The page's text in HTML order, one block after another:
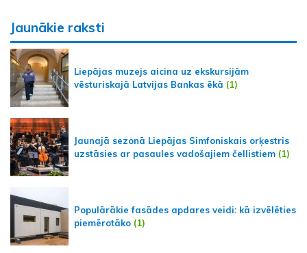
Jaunākie raksti
Liepājas muzejs aicina uz ekskursijām
vēsturiskajā Latvijas Bankas ēkā (1)
Jaunajā sezonā Liepājas Simfoniskais orķestris
uzstāsies ar pasaules vadošajiem čellistiem (1)
Populārākie fasādes apdares veidi: kā izvēlēties
piemērotāko (1)